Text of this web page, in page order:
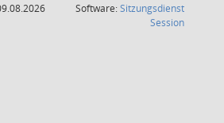
Software:Sitzungsdienst
Session(Wird in